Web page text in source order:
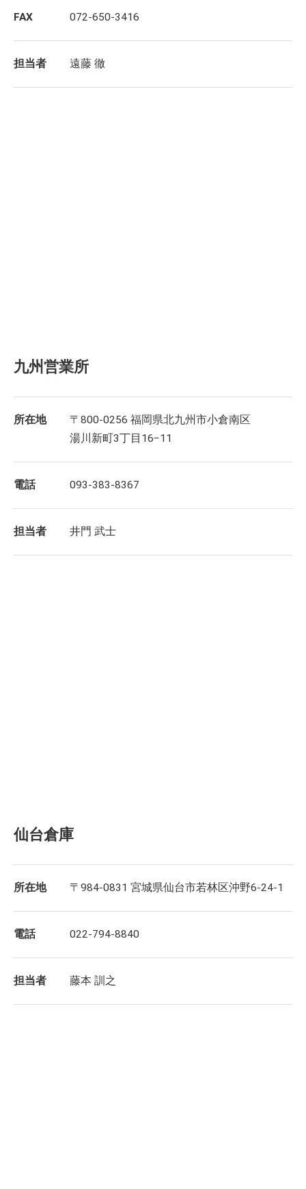
FAX 072-650-3416
担当者 遠藤 徹
九州営業所
所在地
〒800-0256 福岡県北九州市小倉南区
湯川新町3丁目16−11
電話 093-383-8367
担当者 井門 武士
仙台倉庫
所在地 〒984-0831 宮城県仙台市若林区沖野6-24-1
電話 022-794-8840
担当者 藤本 訓之